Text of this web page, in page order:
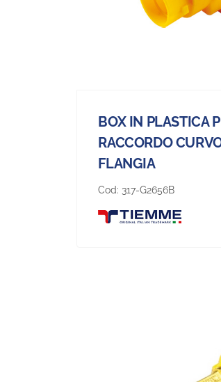
BOX IN PLASTICA
RACCORDO
FLANGIA
Cod: 317-G2656B